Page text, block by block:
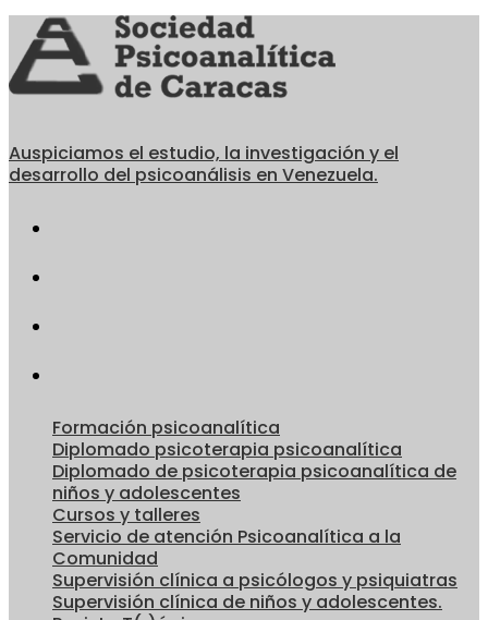
Auspiciamos el estudio, la investigación y el
desarrollo del psicoanálisis en Venezuela.
Formación psicoanalítica
Diplomado psicoterapia psicoanalítica
Diplomado de psicoterapia psicoanalítica de
niños y adolescentes
Cursos y talleres
Servicio de atención Psicoanalítica a la
Comunidad
Supervisión clínica a psicólogos y psiquiatras
Supervisión clínica de niños y adolescentes.